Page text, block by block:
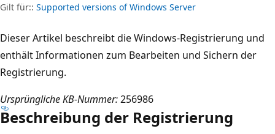
Gilt für:: Supported versions of Windows Server
Dieser Artikel beschreibt die Windows-Registrierung und
enthält Informationen zum Bearbeiten und Sichern der
Registrierung.
Ursprüngliche KB-Nummer:256986
Beschreibung der Registrierung